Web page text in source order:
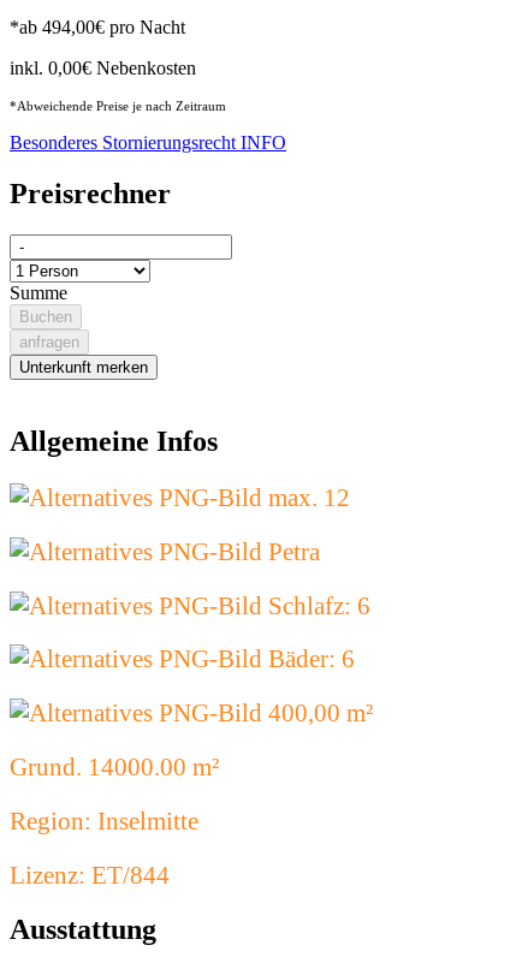
*ab 494,00€ pro Nacht
inkl. 0,00€ Nebenkosten
*Abweichende Preise je nach Zeitraum
Besonderes Stornierungsrecht INFO
Preisrechner
Summe
Buchen
anfragen
Unterkunft merken
Allgemeine Infos
max. 12
Petra
Schlafz: 6
Bäder: 6
400,00 m²
Grund. 14000.00 m²
Region: Inselmitte
Lizenz: ET/844
Ausstattung